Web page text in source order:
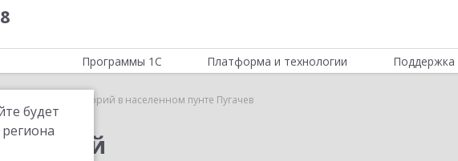
будет
Программы 1С Платформа и технологии Поддержка
1С:Лекторий в населенном пунте Пугачев